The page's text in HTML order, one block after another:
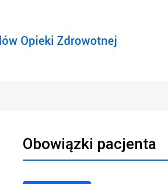
Obowiązki pacjenta